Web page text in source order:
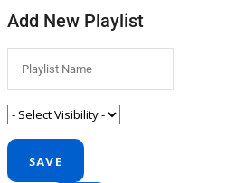
Add New Playlist